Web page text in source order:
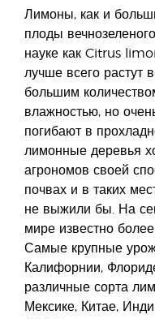
Лимоны, как и
плоды
науке как Citrus
лучше всего растут
большим
влажностью, но
погибают в
лимонные деревья
агрономов своей
почвах и в таких
не выжили бы. На
мире известно
Самые крупные
Калифорнии,
различные сорта
Мексике, Китае,